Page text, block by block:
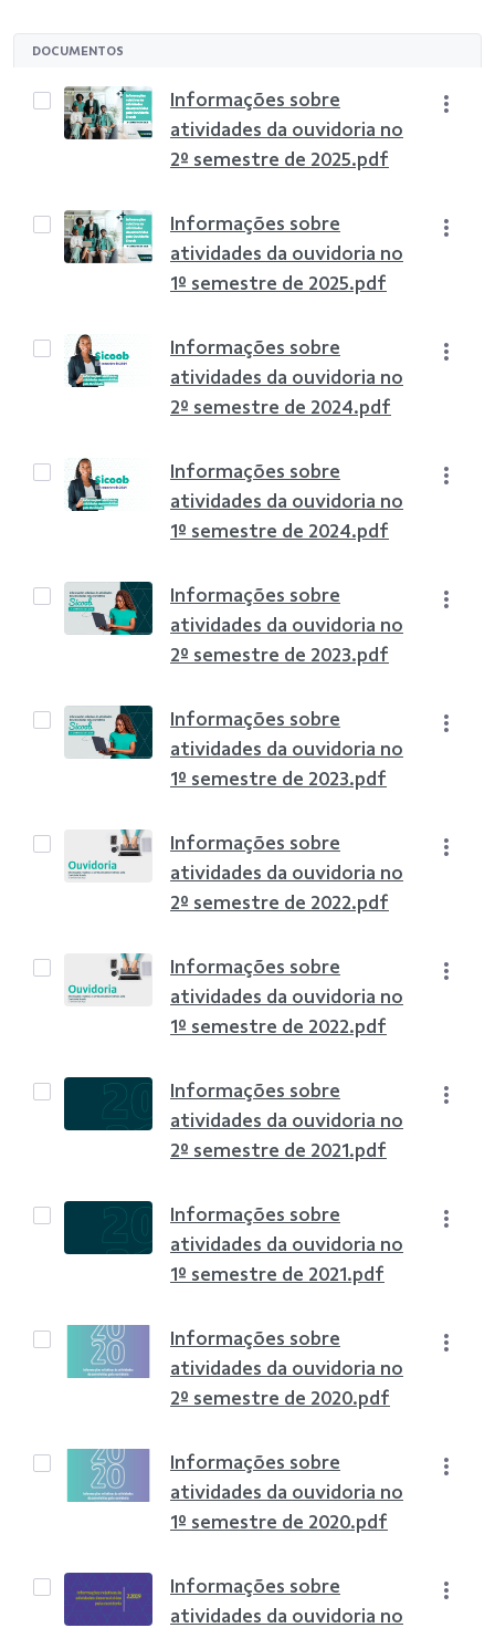
DOCUMENTOS
Informações sobre
atividades da ouvidoria no
2º semestre de 2025.pdf
Informações sobre
atividades da ouvidoria no
1º semestre de 2025.pdf
Informações sobre
atividades da ouvidoria no
2º semestre de 2024.pdf
Informações sobre
atividades da ouvidoria no
1º semestre de 2024.pdf
Informações sobre
atividades da ouvidoria no
2º semestre de 2023.pdf
Informações sobre
atividades da ouvidoria no
1º semestre de 2023.pdf
Informações sobre
atividades da ouvidoria no
2º semestre de 2022.pdf
Informações sobre
atividades da ouvidoria no
1º semestre de 2022.pdf
Informações sobre
atividades da ouvidoria no
2º semestre de 2021.pdf
Informações sobre
atividades da ouvidoria no
1º semestre de 2021.pdf
Informações sobre
atividades da ouvidoria no
2º semestre de 2020.pdf
Informações sobre
atividades da ouvidoria no
1º semestre de 2020.pdf
Informações sobre
atividades da ouvidoria no